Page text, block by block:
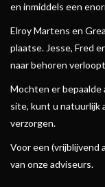
en inmiddels een
Elroy Martens en
plaatse. Jesse, Fred
naar behoren
Mochten er
site, kunt u natuurlijk
verzorgen.
Voor een (vrijblijvend
van onze adviseurs.